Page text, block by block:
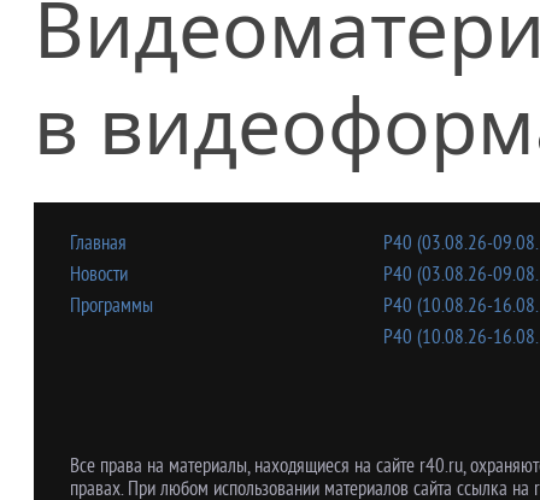
в
Главная
Новости
Программы
Р40 (03.08.26-
Р40 (03.08.26-
Р40 (10.08.26-
Р40 (10.08.26-
Все права на материалы, находящиеся на сайте r40.ru,
правах. При любом использовании материалов сайта ссылка